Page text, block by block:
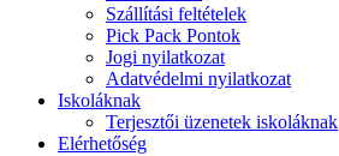
Szállítási feltételek
Pick Pack Pontok
Jogi nyilatkozat
Adatvédelmi nyilatkozat
Iskoláknak
Terjesztői üzenetek iskoláknak
Elérhetőség